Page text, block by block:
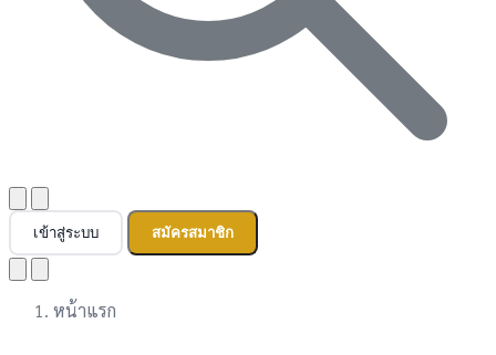
เข้าสู่ระบบ สมัครสมาชิก
หน้าแรก